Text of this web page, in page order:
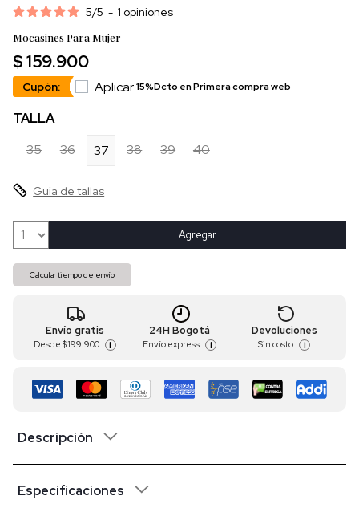
5/5 - 1 opiniones
Mocasines Para Mujer
$ 159.900
Cupón: Aplicar15%Dcto en Primera compra web
TALLA
35
36 37 38 39 40
Guia de tallas
Agregar
Calcular tiempo de envío
Envío gratis
Desde $ 199.900 i
24H Bogotá
Envío express i
Devoluciones
Sin costo i
Descripción
Especificaciones